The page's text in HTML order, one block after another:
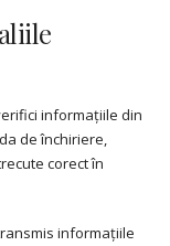
informațiile din
de închiriere,
corect în
informațiile